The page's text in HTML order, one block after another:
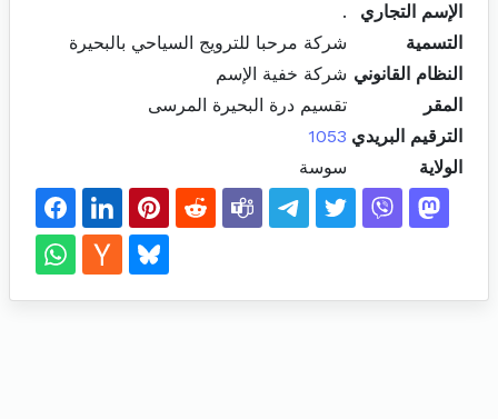
الإسم التجاري
.
التسمية
شركة مرحبا للترويج السياحي بالبحيرة
النظام القانوني شركة خفية الإسم
المقر
تقسيم درة البحيرة المرسى
الترقيم البريدي 1053
الولاية
سوسة